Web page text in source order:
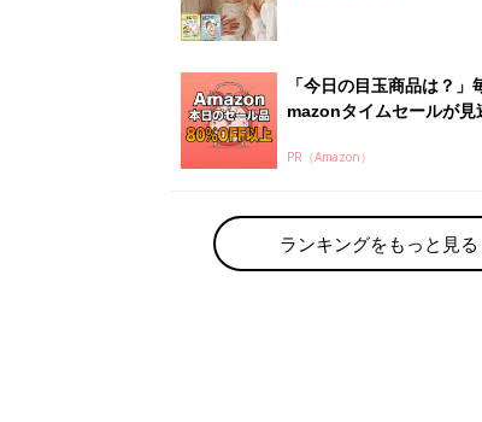
赤ちゃん・育児の人気テーマ
育児日記・マンガ